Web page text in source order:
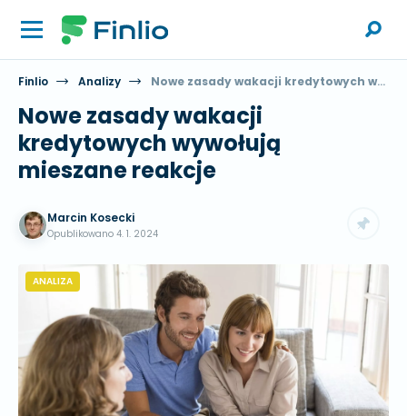
Finlio Analizy Nowe zasady wakacji kredytowych wywołują mieszane reakcje
Nowe zasady wakacji
kredytowych wywołują
mieszane reakcje
Marcin Kosecki
Opublikowano 4. 1. 2024
ANALIZA